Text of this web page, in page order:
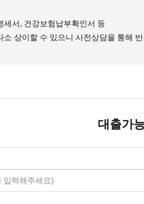
세서, 건강보험납부확인서 등
상이할 수 있으니 사전상담을 통해
대출가